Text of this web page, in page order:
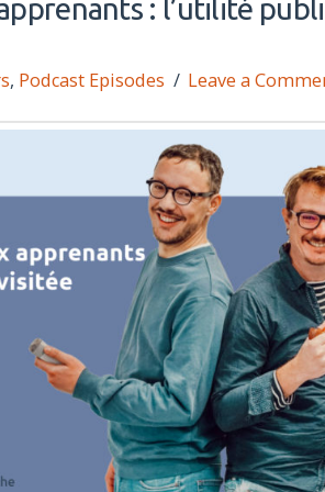
: l’utilité
, Podcast Episodes Leave a